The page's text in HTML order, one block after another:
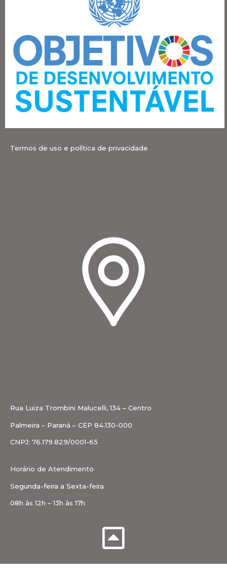
Termos de uso e política de privacidade
Rua Luiza Trombini Malucelli, 134 – Centro
Palmeira – Paraná – CEP 84.130-000
CNPJ: 76.179.829/0001-65
Horário de Atendimento
Segunda-feira a Sexta-feira
08h às 12h – 13h às 17h